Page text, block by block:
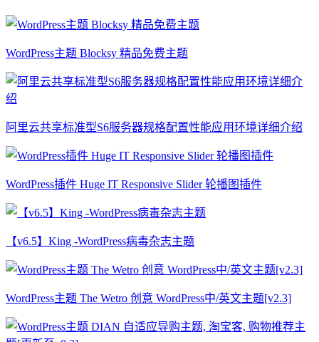
WordPress主题 Blocksy 精品免费主题
阿里云共享标准型S6服务器规格配置性能应用环境详细介绍
WordPress插件 Huge IT Responsive Slider 轮播图插件
【v6.5】King -WordPress病毒杂志主题
WordPress主题 The Wetro 创意 WordPress中/英文主题[v2.3]